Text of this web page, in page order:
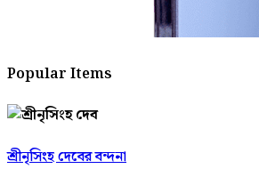
Popular Items
শ্রীনৃসিংহ দেবের বন্দনা